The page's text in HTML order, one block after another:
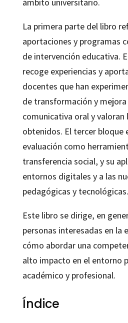
La primera parte del libro
aportaciones y programas
de intervención educativa.
recoge experiencias y
docentes que han
de transformación y
comunicativa oral y valoran
obtenidos. El tercer bloque
evaluación como
transferencia social, y su
entornos digitales y a las
pedagógicas y tecnológicas.
Este libro se dirige, en
personas interesadas en la
cómo abordar una
alto impacto en el entorno
académico y profesional.
Índice